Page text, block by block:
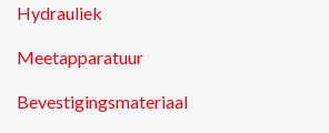
Hydrauliek
Meetapparatuur
Bevestigingsmateriaal